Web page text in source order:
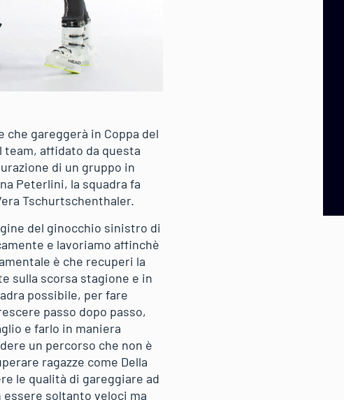
gareggerà in Coppa del
team, affidato da questa
di un gruppo in
Peterlini, la squadra fa
Tschurtschenthaler.
del ginocchio sinistro di
e lavoriamo affinchè
è che recuperi la
sulla scorsa stagione e in
possibile, per fare
passo dopo passo,
e farlo in maniera
un percorso che non è
ragazze come Della
le qualità di gareggiare ad
soltanto veloci ma